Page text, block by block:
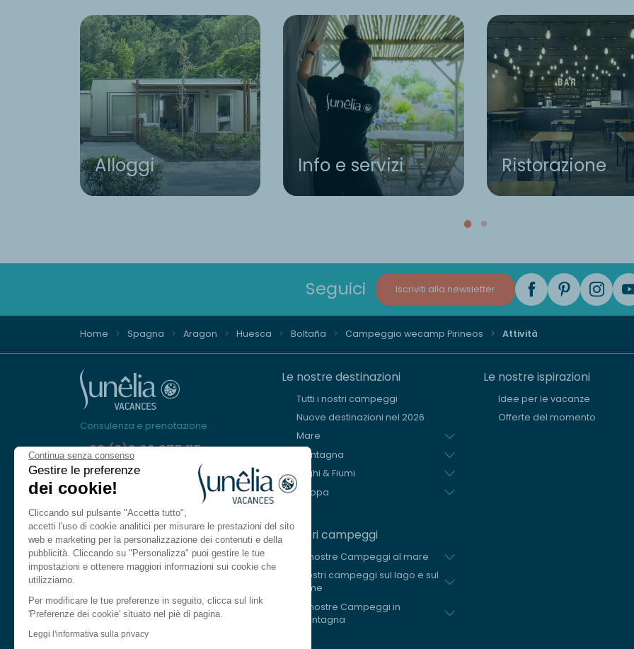
Continua senza consenso
Gestire le preferenze
dei cookie!
Cliccando sul pulsante "Accetta tutto",
accetti l'uso di cookie analitici per misurare le prestazioni del sito
web e marketing per la personalizzazione dei contenuti e della
pubblicità. Cliccando su "Personalizza" puoi gestire le tue
impostazioni e ottenere maggiori informazioni sui cookie che
utilizziamo.
Per modificare le tue preferenze in seguito, clicca sul link
'Preferenze dei cookie' situato nel piè di pagina.
Leggi l'informativa sulla privacy
Alloggi Info e servizi Ristorazione
Seguici Iscriviti alla newsletter
Home Spagna Aragon Huesca Boltaña Campeggio wecamp Pirineos Attività
Consulenza e prenotazione
+33 (0)9 69 375 115
Siamo qui per aiutarvi
Dal lunedì al venerdì, dalle 8.30 alle
18.30.
Sabato dalle 10.00 alle 13.00 e dalle 14.00
alle 17.00
Contattarci
Lingua IT
Le nostre destinazioni
Tutti i nostri campeggi
Nuove destinazioni nel 2026
Mare
Montagna
Laghi & Fiumi
Europa
I nostri campeggi
Le nostre Campeggi al mare
I nostri campeggi sul lago e sul
fiume
Le nostre Campeggi in
montagna
Le nostre ispirazioni
Idee per le vacanze
Offerte del momento